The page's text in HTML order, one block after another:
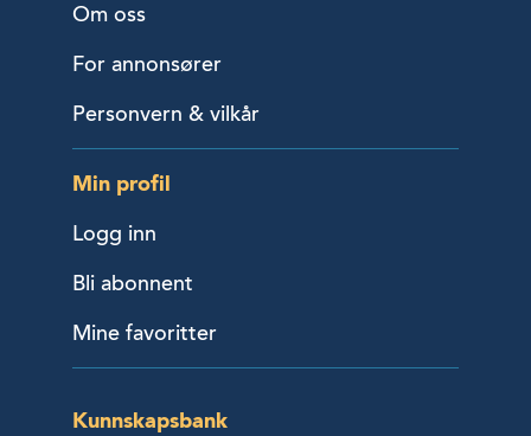
Om oss
For annonsører
Personvern & vilkår
Min profil
Logg inn
Bli abonnent
Mine favoritter
Kunnskapsbank